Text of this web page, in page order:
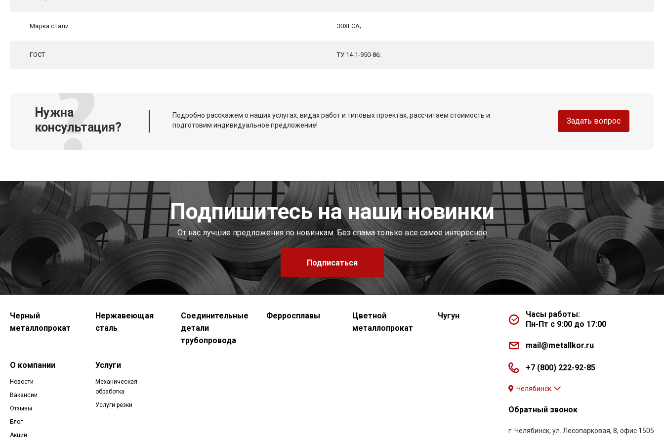
Марка стали 30ХГСА;
ГОСТ ТУ 14-1-950-86;
Нужна
консультация?
Подробно расскажем о наших услугах, видах работ и типовых проектах, рассчитаем стоимость и
подготовим индивидуальное предложение!
Задать вопрос
Подпишитесь на наши новинки
От нас лучшие предложения по новинкам. Без спама только все самое интересное
Подписаться
Черный
металлопрокат
Нержавеющая
сталь
Соединительные
детали
трубопровода
Ферросплавы
Цветной
металлопрокат
Чугун
О компании
Новости
Вакансии
Отзывы
Блог
Акции
Услуги
Механическая
обработка
Услуги резки
Часы работы:
Пн-Пт с 9:00 до 17:00
mail@metallkor.ru
+7 (800) 222-92-85
Челябинск
Обратный звонок
г. Челябинск, ул. Лесопарковая, 8, офис 1505